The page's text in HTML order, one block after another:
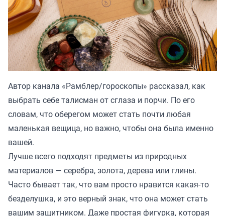
Автор канала «Рамблер/гороскопы» рассказал, как
выбрать себе талисман от сглаза и порчи. По его
словам, что оберегом может стать почти любая
маленькая вещица, но важно, чтобы она была именно
вашей.
Лучше всего подходят предметы из природных
материалов — серебра, золота, дерева или глины.
Часто бывает так, что вам просто нравится какая-то
безделушка, и это верный знак, что она может стать
вашим защитником. Даже простая фигурка, которая